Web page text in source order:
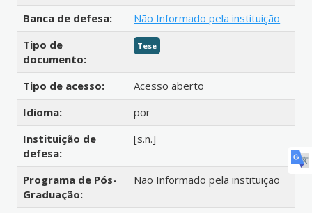
Banca de defesa:
Não Informado pela instituição
Tipo de
documento:
Tese
Tipo de acesso:
Acesso aberto
Idioma:
por
Instituição de
defesa:
[s.n.]
Programa de Pós-
Graduação:
Não Informado pela instituição